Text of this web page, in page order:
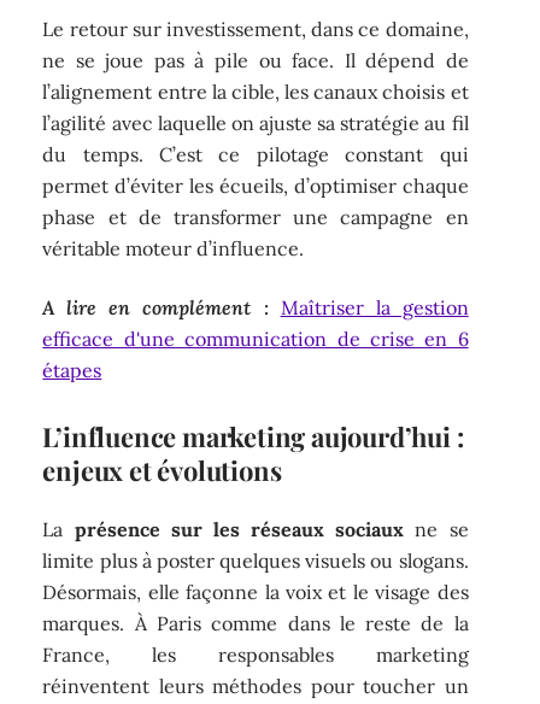
Le retour sur investissement, dans ce domaine,
ne se joue pas à pile ou face. Il dépend de
l’alignement entre la cible, les canaux choisis et
l’agilité avec laquelle on ajuste sa stratégie au fil
du temps. C’est ce pilotage constant qui
permet d’éviter les écueils, d’optimiser chaque
phase et de transformer une campagne en
véritable moteur d’influence.
A lire en complément : Maîtriser la gestion
efficace d'une communication de crise en 6
étapes
L’influence marketing aujourd’hui :
enjeux et évolutions
La présence sur les réseaux sociaux ne se
limite plus à poster quelques visuels ou slogans.
Désormais, elle façonne la voix et le visage des
marques. À Paris comme dans le reste de la
France, les responsables marketing
réinventent leurs méthodes pour toucher un